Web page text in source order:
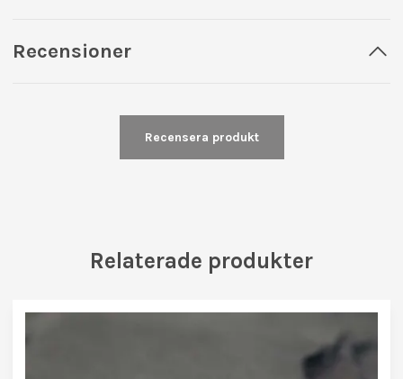
Recensioner
Recensera produkt
Relaterade produkter